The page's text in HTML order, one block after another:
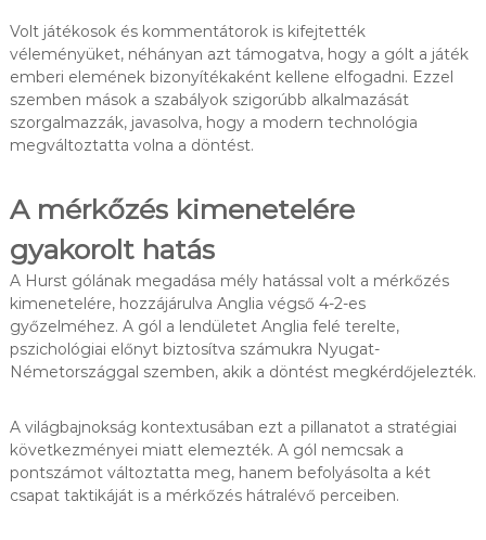
Volt játékosok és kommentátorok is kifejtették
véleményüket, néhányan azt támogatva, hogy a gólt a játék
emberi elemének bizonyítékaként kellene elfogadni. Ezzel
szemben mások a szabályok szigorúbb alkalmazását
szorgalmazzák, javasolva, hogy a modern technológia
megváltoztatta volna a döntést.
A mérkőzés kimenetelére
gyakorolt hatás
A Hurst gólának megadása mély hatással volt a mérkőzés
kimenetelére, hozzájárulva Anglia végső 4-2-es
győzelméhez. A gól a lendületet Anglia felé terelte,
pszichológiai előnyt biztosítva számukra Nyugat-
Németországgal szemben, akik a döntést megkérdőjelezték.
A világbajnokság kontextusában ezt a pillanatot a stratégiai
következményei miatt elemezték. A gól nemcsak a
pontszámot változtatta meg, hanem befolyásolta a két
csapat taktikáját is a mérkőzés hátralévő perceiben.